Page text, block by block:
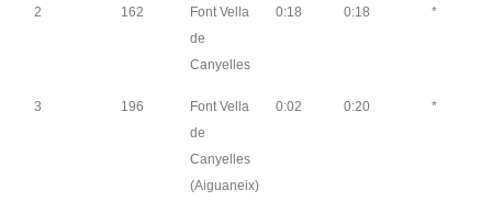
2 162
Font Vella
de
Canyelles
0:18 0:18 *
3 196
Font Vella
de
Canyelles
(Aiguaneix)
0:02 0:20 *